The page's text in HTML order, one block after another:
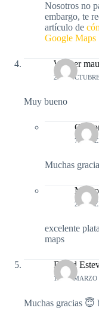
Nosotros no
embargo, te
artículo de
Google Maps
Wilmer
2 DE
Muy bueno
7 DE
Muchas
26 DE
excelente
maps
David
17 DE
Muchas gracias 😇